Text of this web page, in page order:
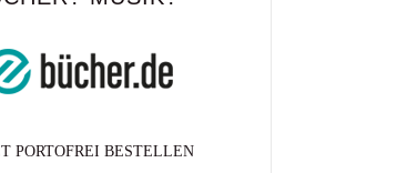
PORTOFREI BESTELLEN